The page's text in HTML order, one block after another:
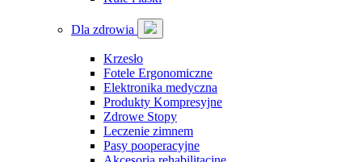
Dla zdrowia
Krzesło
Fotele Ergonomiczne
Elektronika medyczna
Produkty Kompresyjne
Zdrowe Stopy
Leczenie zimnem
Pasy pooperacyjne